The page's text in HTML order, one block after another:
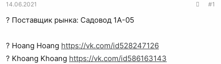
ы
14.06.2021 #1
? Поставщик рынка: Садовод 1А-05
? Hoang Hoang https://vk.com/id528247126
? Khoang Khoang https://vk.com/id586163143